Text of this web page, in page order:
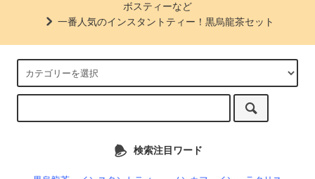
ボスティーなど
一番人気のインスタントティー！黒烏龍茶セット
検索注目ワード